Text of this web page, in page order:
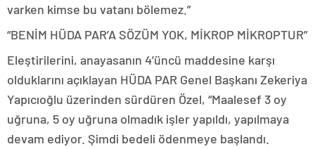
varken kimse bu vatanı bölemez.”
“BENİM HÜDA PAR’A SÖZÜM YOK, MİKROP MİKROPTUR”
Eleştirilerini, anayasanın 4’üncü maddesine karşı
olduklarını açıklayan HÜDA PAR Genel Başkanı Zekeriya
Yapıcıoğlu üzerinden sürdüren Özel, “Maalesef 3 oy
uğruna, 5 oy uğruna olmadık işler yapıldı, yapılmaya
devam ediyor. Şimdi bedeli ödenmeye başlandı.